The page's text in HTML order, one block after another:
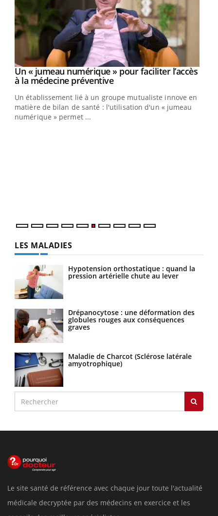
Youtube
Un « jumeau numérique » pour faciliter l’accès
à la médecine préventiveYoutube
Un établissement lié à un groupe mutualiste innove en
matière de bilan de santé : l'utilisation d'un « jumeau
numérique » permet ...
LES MALADIES
Hypotension orthostatique : quand la
pression artérielle chute au lever
Drépanocytose : une déformation des
globules rouges aux conséquences
graves
Maladie de Charcot (Sclérose latérale
amyotrophique)
Le site santé de référence avec chaque jour toute l'actualité
médicale decryptée par des médecins en exercice et les